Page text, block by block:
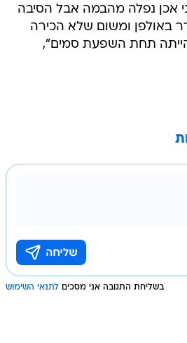
אכן נפלה מהבמה אבל הסיבה
באולפן ומשום שלא הכירה
תחת השפעת סמים",
בשליחת התגובה אני מסכים לתנאי השימוש